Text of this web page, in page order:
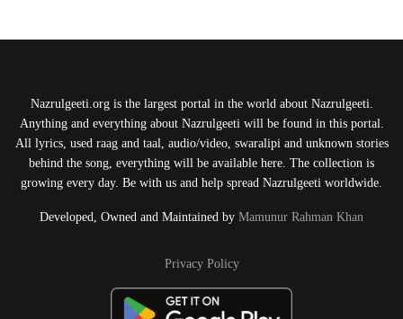
Nazrulgeeti.org is the largest portal in the world about Nazrulgeeti.
Anything and everything about Nazrulgeeti will be found in this portal.
All lyrics, used raag and taal, audio/video, swaralipi and unknown stories
behind the song, everything will be available here. The collection is
growing every day. Be with us and help spread Nazrulgeeti worldwide.
Developed, Owned and Maintained by Mamunur Rahman Khan
Privacy Policy